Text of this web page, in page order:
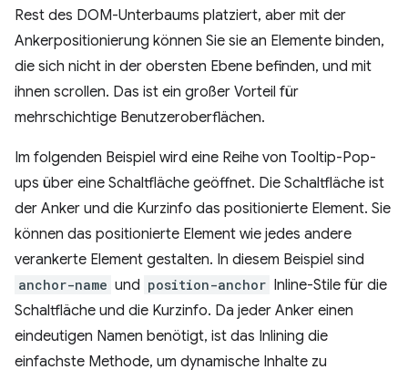
Rest des DOM-Unterbaums platziert, aber mit der
Ankerpositionierung können Sie sie an Elemente binden,
die sich nicht in der obersten Ebene befinden, und mit
ihnen scrollen. Das ist ein großer Vorteil für
mehrschichtige Benutzeroberflächen.
Im folgenden Beispiel wird eine Reihe von Tooltip-Pop-
ups über eine Schaltfläche geöffnet. Die Schaltfläche ist
der Anker und die Kurzinfo das positionierte Element. Sie
können das positionierte Element wie jedes andere
verankerte Element gestalten. In diesem Beispiel sind
anchor-name und position-anchor Inline-Stile für die
Schaltfläche und die Kurzinfo. Da jeder Anker einen
eindeutigen Namen benötigt, ist das Inlining die
einfachste Methode, um dynamische Inhalte zu